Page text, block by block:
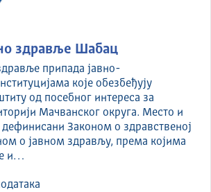
здравље Шабац
припада јавно-
које обезбеђују
од посебног интереса за
Мачванског округа. Место и
дефинисани Законом о здравственој
о јавном здрављу, према којима
и…